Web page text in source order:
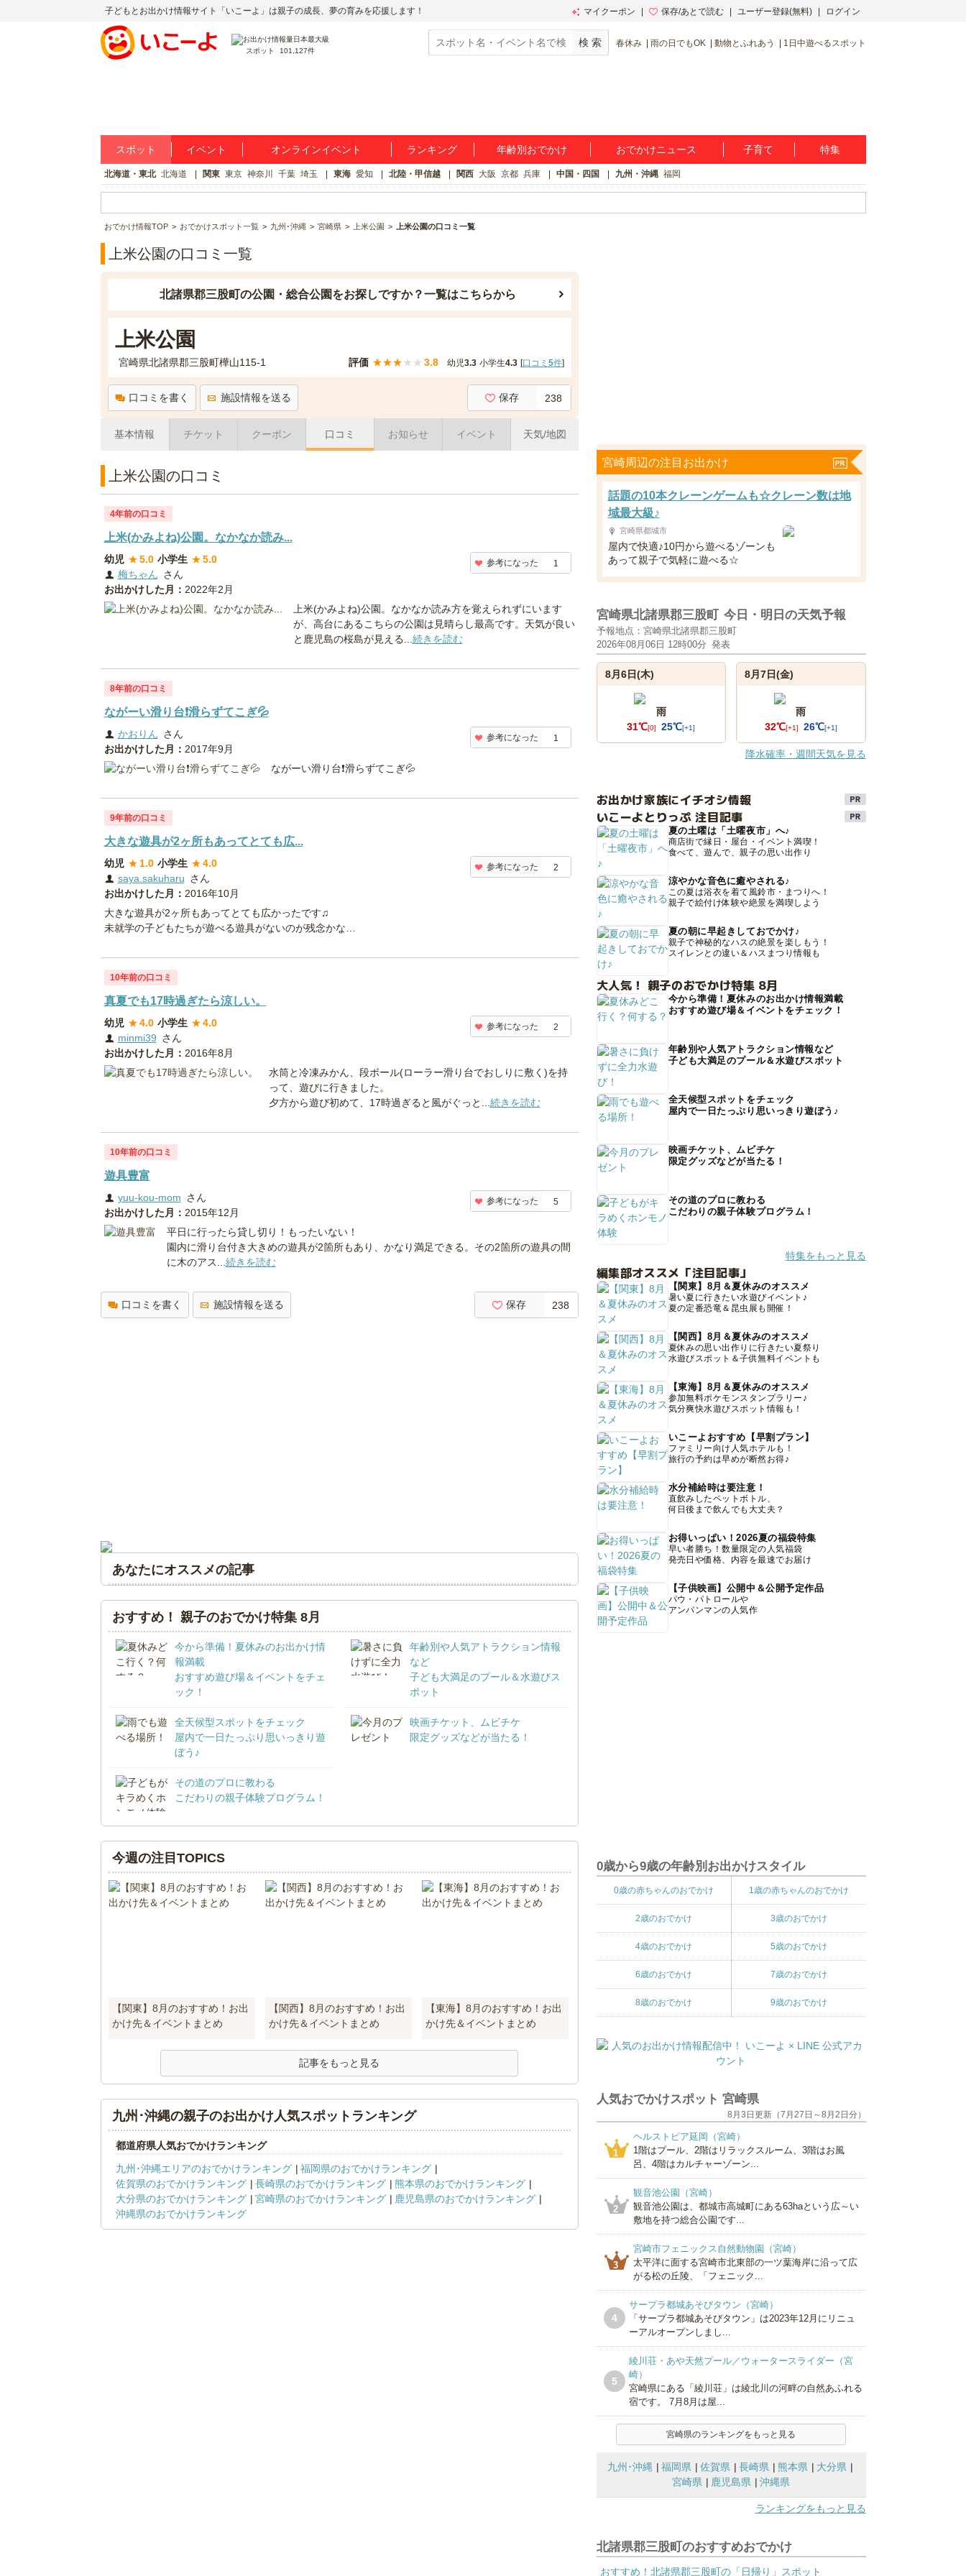
子どもとお出かけ情報サイト「いこーよ」は親子の成長、夢の育みを応援します！ マイクーポン 保存/あとで読む ユーザー登録(無料) ログイン
スポット 101,127件
春休み 雨の日でもOK 動物とふれあう 1日中遊べるスポット
スポット イベント オンラインイベント ランキング 年齢別おでかけ おでかけニュース 子育て 特集
北海道・東北 北海道 関東 東京 神奈川 千葉 埼玉 東海 愛知 北陸・甲信越 関西 大阪 京都 兵庫 中国・四国 九州・沖縄 福岡
おでかけ情報TOP おでかけスポット一覧 九州･沖縄 宮崎県 上米公園 上米公園の口コミ一覧
上米公園の口コミ一覧
北諸県郡三股町の公園・総合公園をお探しですか？一覧はこちらから
上米公園
宮崎県北諸県郡三股町樺山115-1 評価 ★★★★ ★ 3.8 幼児3.3 小学生4.3 [口コミ 5件]
口コミを書く 施設情報を送る 保存 238
基本情報 チケット クーポン 口コミ お知らせ イベント 天気/地図
上米公園の口コミ
4年前の口コミ
上米(かみよね)公園。なかなか読み...
幼児 ★5.0 小学生 ★5.0
梅ちゃん さん
お出かけした月： 2022年2月
参考になった 1
上米(かみよね)公園。なかなか読み方を覚えられずにいます
が、高台にあるこちらの公園は見晴らし最高です。天気が良い
と鹿児島の桜島が見える... 続きを読む
8年前の口コミ
ながーい滑り台❗滑らずてこぎ💦
かおりん さん
お出かけした月： 2017年9月
参考になった 1
ながーい滑り台❗滑らずてこぎ💦
9年前の口コミ
大きな遊具が2ヶ所もあってとても広...
幼児 ★ 1.0 小学生 ★4.0
saya.sakuharu さん
お出かけした月： 2016年10月
参考になった 2
大きな遊具が2ヶ所もあってとても広かったです♫
未就学の子どもたちが遊べる遊具がないのが残念かな…
10年前の口コミ
真夏でも17時過ぎたら涼しい。
幼児 ★4.0 小学生 ★4.0
minmi39 さん
お出かけした月： 2016年8月
参考になった 2
水筒と冷凍みかん、段ボール(ローラー滑り台でおしりに敷く)を持
って、遊びに行きました。
夕方から遊び初めて、17時過ぎると風がぐっと... 続きを読む
10年前の口コミ
遊具豊富
yuu-kou-mom さん
お出かけした月： 2015年12月
参考になった 5
平日に行ったら貸し切り！もったいない！
園内に滑り台付き大きめの遊具が2箇所もあり、かなり満足できる。その2箇所の遊具の間
に木のアス... 続きを読む
口コミを書く 施設情報を送る 保存 238
あなたにオススメの記事
おすすめ！ 親子のおでかけ特集 8月
今から準備！夏休みのお出かけ情
報満載
おすすめ遊び場＆イベントをチェ
ック！
年齢別や人気アトラクション情報
など
子ども大満足のプール＆水遊びス
ポット
全天候型スポットをチェック
屋内で一日たっぷり思いっきり遊
ぼう♪
映画チケット、ムビチケ
限定グッズなどが当たる！
その道のプロに教わる
こだわりの親子体験プログラム！
今週の注目TOPICS
【関東】8月のおすすめ！お出
かけ先＆イベントまとめ
【関西】8月のおすすめ！お出
かけ先＆イベントまとめ
【東海】8月のおすすめ！お出
かけ先＆イベントまとめ
記事をもっと見る
九州･沖縄の親子のお出かけ人気スポットランキング
都道府県人気おでかけランキング
九州･沖縄エリアのおでかけランキング
福岡県のおでかけランキング
佐賀県のおでかけランキング
長崎県のおでかけランキング
熊本県のおでかけランキング
大分県のおでかけランキング
宮崎県のおでかけランキング
鹿児島県のおでかけランキング
沖縄県のおでかけランキング
宮崎周辺の注目お出かけ
話題の10本クレーンゲームも☆クレーン数は地
域最大級♪
宮崎県都城市
屋内で快適♪10円から遊べるゾーンも
あって親子で気軽に遊べる☆
宮崎県北諸県郡三股町 今日・明日の天気予報
予報地点：宮崎県北諸県郡三股町
2026年08月06日 12時00分 発表
8月6日(木)
雨
31℃[0] 25℃[+1]
8月7日(金)
雨
32℃[+1] 26℃[+1]
降水確率・週間天気を見る
お出かけ家族にイチオシ情報
いこーよとりっぷ 注目記事
夏の土曜は「土曜夜市」へ♪
商店街で縁日・屋台・イベント満喫！
食べて、遊んで、親子の思い出作り
涼やかな音色に癒やされる♪
この夏は浴衣を着て風鈴市・まつりへ！
親子で絵付け体験や絶景を満喫しよう
夏の朝に早起きしておでかけ♪
親子で神秘的なハスの絶景を楽しもう！
スイレンとの違い＆ハスまつり情報も
大人気！ 親子のおでかけ特集 8月
今から準備！夏休みのお出かけ情報満載
おすすめ遊び場＆イベントをチェック！
年齢別や人気アトラクション情報など
子ども大満足のプール＆水遊びスポット
全天候型スポットをチェック
屋内で一日たっぷり思いっきり遊ぼう♪
映画チケット、ムビチケ
限定グッズなどが当たる！
その道のプロに教わる
こだわりの親子体験プログラム！
特集をもっと見る
編集部オススメ「注目記事」
【関東】8月＆夏休みのオススメ
暑い夏に行きたい水遊びイベント♪
夏の定番恐竜＆昆虫展も開催！
【関西】8月＆夏休みのオススメ
夏休みの思い出作りに行きたい夏祭り
水遊びスポット＆子供無料イベントも
【東海】8月＆夏休みのオススメ
参加無料ポケモンスタンプラリー♪
気分爽快水遊びスポット情報も！
いこーよおすすめ【早割プラン】
ファミリー向け人気ホテルも！
旅行の予約は早めが断然お得♪
水分補給時は要注意！
直飲みしたペットボトル、
何日後まで飲んでも大丈夫？
お得いっぱい！2026夏の福袋特集
早い者勝ち！数量限定の人気福袋
発売日や価格、内容を最速でお届け
【子供映画】公開中＆公開予定作品
パウ・パトロールや
アンパンマンの人気作
0歳から9歳の年齢別お出かけスタイル
0歳の赤ちゃんのおでかけ 1歳の赤ちゃんのおでかけ
2歳のおでかけ 3歳のおでかけ
4歳のおでかけ 5歳のおでかけ
6歳のおでかけ 7歳のおでかけ
8歳のおでかけ 9歳のおでかけ
人気おでかけスポット 宮崎県
8月3日更新（7月27日～8月2日分）
1
ヘルストピア延岡（宮崎）
1階はプール、2階はリラックスルーム、3階はお風
呂、4階はカルチャーゾーン...
2
観音池公園（宮崎）
観音池公園は、都城市高城町にある63haという広～い
敷地を持つ総合公園です...
3
宮崎市フェニックス自然動物園（宮崎）
太平洋に面する宮崎市北東部の一ツ葉海岸に沿って広
がる松の丘陵、「フェニック...
4
サープラ都城あそびタウン（宮崎）
「サープラ都城あそびタウン」は2023年12月にリニュ
ーアルオープンしまし...
5
綾川荘・あや天然プール／ウォータースライダー（宮
崎）
宮崎県にある「綾川荘」は綾北川の河畔の自然あふれる
宿です。 7月8月は屋...
宮崎県のランキングをもっと見る
九州･沖縄 福岡県 佐賀県 長崎県 熊本県
大分県
宮崎県
鹿児島県 沖縄県
ランキングをもっと見る
北諸県郡三股町のおすすめおでかけ
おすすめ！北諸県郡三股町の「日帰り」スポット